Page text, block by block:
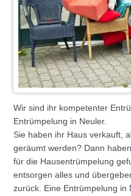
Wir sind ihr kompetenter
Entrümpelung in Neuler.
Sie haben ihr Haus verkauft,
geräumt werden? Dann
für die Hausentrümpelung
entsorgen alles und
zurück. Eine Entrümpelung